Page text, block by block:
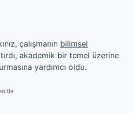
çalışmanın bilimsel
akademik bir temel üzerine
yardımcı oldu.